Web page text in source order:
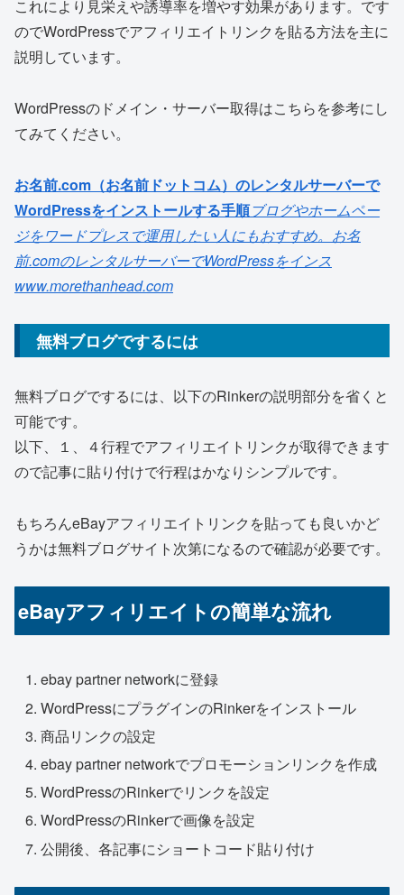
これにより見栄えや誘導率を増やす効果があります。です
のでWordPressでアフィリエイトリンクを貼る方法を主に
説明しています。
WordPressのドメイン・サーバー取得はこちらを参考にし
てみてください。
お名前.com（お名前ドットコム）のレンタルサーバーで
WordPressをインストールする手順ブログやホームペー
ジをワードプレスで運用したい人にもおすすめ。お名
前.comのレンタルサーバーでWordPressをインス
www.morethanhead.com
無料ブログでするには
無料ブログでするには、以下のRinkerの説明部分を省くと
可能です。
以下、１、４行程でアフィリエイトリンクが取得できます
ので記事に貼り付けで行程はかなりシンプルです。
もちろんeBayアフィリエイトリンクを貼っても良いかど
うかは無料ブログサイト次第になるので確認が必要です。
eBayアフィリエイトの簡単な流れ
ebay partner networkに登録
WordPressにプラグインのRinkerをインストール
商品リンクの設定
ebay partner networkでプロモーションリンクを作成
WordPressのRinkerでリンクを設定
WordPressのRinkerで画像を設定
公開後、各記事にショートコード貼り付け